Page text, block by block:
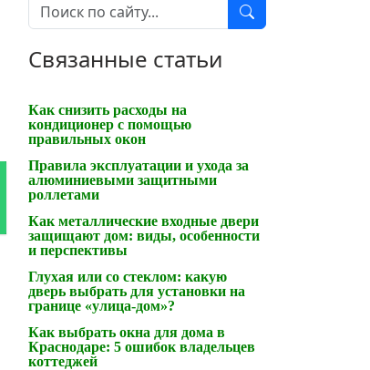
Связанные статьи
Как снизить расходы на
кондиционер с помощью
правильных окон
Правила эксплуатации и ухода за
алюминиевыми защитными
роллетами
Как металлические входные двери
защищают дом: виды, особенности
и перспективы
Глухая или со стеклом: какую
дверь выбрать для установки на
границе «улица-дом»?
Как выбрать окна для дома в
Краснодаре: 5 ошибок владельцев
коттеджей